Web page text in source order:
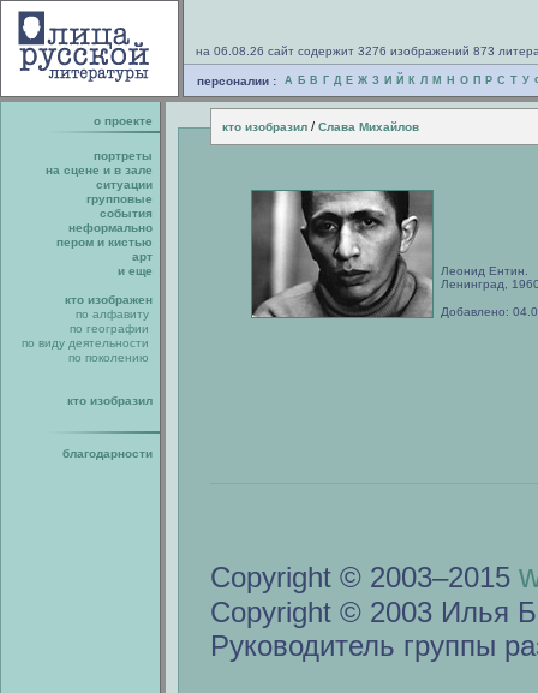
на 06.08.26 сайт содержит 3276 изображений 873
персоналии : А Б В Г Д Е Ж З И Й К Л М Н О П Р С Т У
о проекте кто изобразил / Слава Михайлов
портреты
на сцене и в зале
ситуации
групповые
события
неформально
пером и кистью
арт
и еще
кто изображен
по алфавиту
по географии
по виду деятельности
по поколению
кто изобразил
благодарности
Леонид Ентин.
Ленинград,
Добавлено:
Copyright © 2003–2015
Copyright © 2003 Илья
Руководитель группы